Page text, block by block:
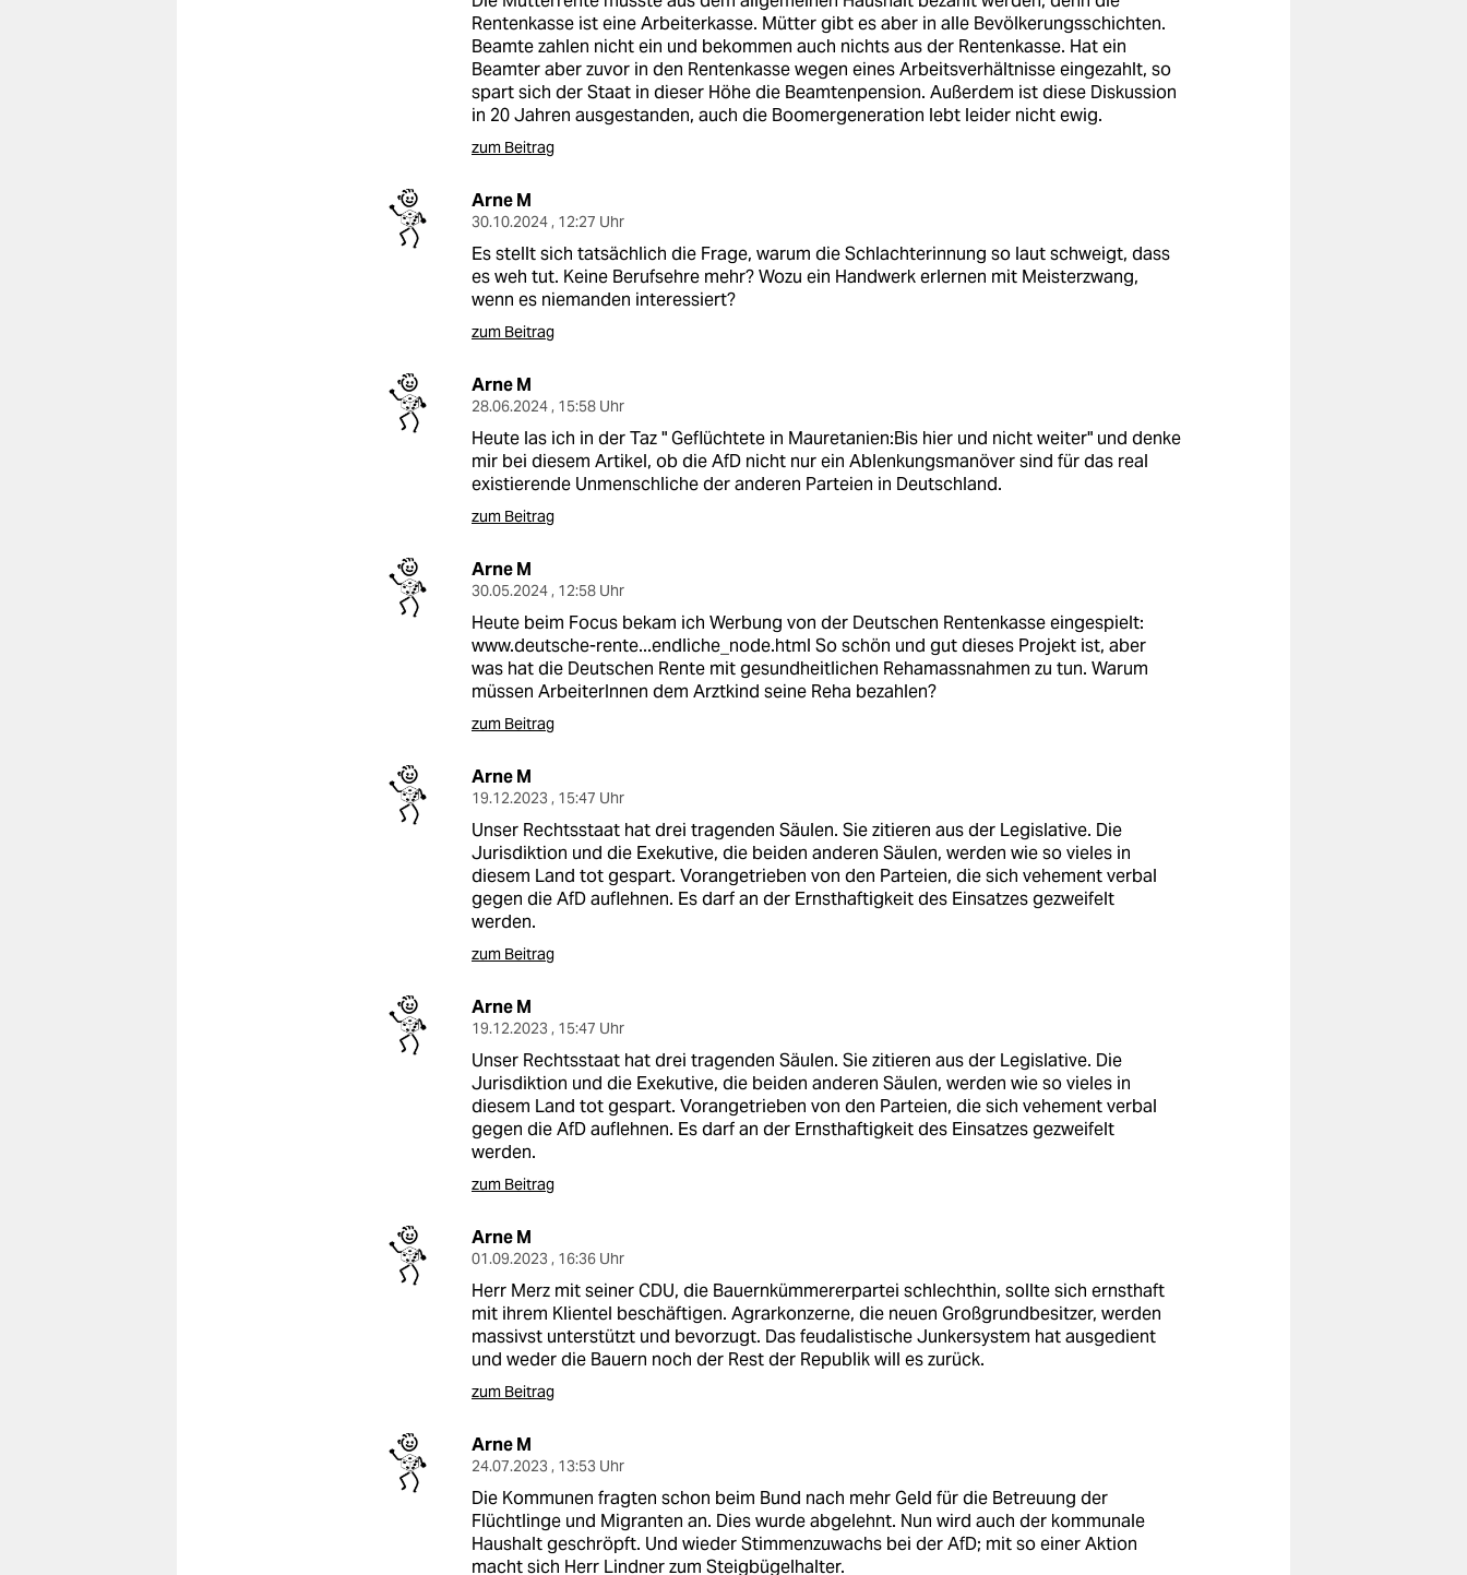
Rentenkasse ist eine Arbeiterkasse. Mütter gibt es aber in alle Bevölkerungsschichten.
Beamte zahlen nicht ein und bekommen auch nichts aus der Rentenkasse. Hat ein
Beamter aber zuvor in den Rentenkasse wegen eines Arbeitsverhältnisse eingezahlt, so
spart sich der Staat in dieser Höhe die Beamtenpension. Außerdem ist diese Diskussion
in 20 Jahren ausgestanden, auch die Boomergeneration lebt leider nicht ewig.
zum Beitrag
Arne M
30.10.2024 , 12:27 Uhr
Es stellt sich tatsächlich die Frage, warum die Schlachterinnung so laut schweigt, dass
es weh tut. Keine Berufsehre mehr? Wozu ein Handwerk erlernen mit Meisterzwang,
wenn es niemanden interessiert?
zum Beitrag
Arne M
28.06.2024 , 15:58 Uhr
Heute las ich in der Taz " Geflüchtete in Mauretanien:Bis hier und nicht weiter" und denke
mir bei diesem Artikel, ob die AfD nicht nur ein Ablenkungsmanöver sind für das real
existierende Unmenschliche der anderen Parteien in Deutschland.
zum Beitrag
Arne M
30.05.2024 , 12:58 Uhr
Heute beim Focus bekam ich Werbung von der Deutschen Rentenkasse eingespielt:
www.deutsche-rente...endliche_node.html So schön und gut dieses Projekt ist, aber
was hat die Deutschen Rente mit gesundheitlichen Rehamassnahmen zu tun. Warum
müssen ArbeiterInnen dem Arztkind seine Reha bezahlen?
zum Beitrag
Arne M
19.12.2023 , 15:47 Uhr
Unser Rechtsstaat hat drei tragenden Säulen. Sie zitieren aus der Legislative. Die
Jurisdiktion und die Exekutive, die beiden anderen Säulen, werden wie so vieles in
diesem Land tot gespart. Vorangetrieben von den Parteien, die sich vehement verbal
gegen die AfD auflehnen. Es darf an der Ernsthaftigkeit des Einsatzes gezweifelt
werden.
zum Beitrag
Arne M
19.12.2023 , 15:47 Uhr
Unser Rechtsstaat hat drei tragenden Säulen. Sie zitieren aus der Legislative. Die
Jurisdiktion und die Exekutive, die beiden anderen Säulen, werden wie so vieles in
diesem Land tot gespart. Vorangetrieben von den Parteien, die sich vehement verbal
gegen die AfD auflehnen. Es darf an der Ernsthaftigkeit des Einsatzes gezweifelt
werden.
zum Beitrag
Arne M
01.09.2023 , 16:36 Uhr
Herr Merz mit seiner CDU, die Bauernkümmererpartei schlechthin, sollte sich ernsthaft
mit ihrem Klientel beschäftigen. Agrarkonzerne, die neuen Großgrundbesitzer, werden
massivst unterstützt und bevorzugt. Das feudalistische Junkersystem hat ausgedient
und weder die Bauern noch der Rest der Republik will es zurück.
zum Beitrag
Arne M
24.07.2023 , 13:53 Uhr
Die Kommunen fragten schon beim Bund nach mehr Geld für die Betreuung der
Flüchtlinge und Migranten an. Dies wurde abgelehnt. Nun wird auch der kommunale
Haushalt geschröpft. Und wieder Stimmenzuwachs bei der AfD; mit so einer Aktion
macht sich Herr Lindner zum Steigbügelhalter.